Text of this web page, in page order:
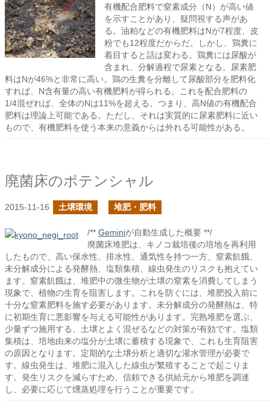
有機配合肥料で窒素成分（N）が高い値
を示すことがあり、疑問視する声があ
る。油粕などの有機肥料はNが7程度、皮
粉でも12程度だからだ。しかし、鶏糞に
着目すると話は変わる。鶏糞には尿酸が
含まれ、分解過程で尿素となる。尿素肥
料はNが46%と非常に高い。鶏の生糞を分離して尿酸部分を肥料化
すれば、N含有量の高い有機肥料が得られる。これを配合肥料の
1/4混ぜれば、全体のNは11%を超える。つまり、高N値の有機配合
肥料は理論上可能である。ただし、それは実質的に尿素肥料に近い
もので、有機肥料を使う本来の意義からは外れる可能性がある。
廃菌床のポテンシャル
2015-11-16 土壌環境 堆肥・肥料
/** Geminiが自動生成した概要 **/
廃菌床堆肥は、キノコ栽培後の培地を再利用
したもので、高い保水性、排水性、通気性を持つ一方、窒素飢餓、
未分解成分による発酵熱、塩類集積、線虫発生のリスクも抱えてい
ます。窒素飢餓は、堆肥中の微生物が土壌の窒素を消費してしまう
現象で、植物の生育を阻害します。これを防ぐには、堆肥投入前に
十分な窒素肥料を施す必要があります。未分解成分の発酵熱は、特
に初期生育に悪影響を与える可能性があります。完熟堆肥を選ぶ、
少量ずつ施用する、土壌とよく混ぜるなどの対策が有効です。塩類
集積は、培地由来の塩分が土壌に蓄積する現象で、これも生育阻害
の原因となります。定期的な土壌分析と適切な灌水管理が必要で
す。線虫発生は、堆肥に混入した線虫が繁殖することで起こりま
す。発生リスクを減らすため、信頼できる供給元から堆肥を調達
し、必要に応じて燻蒸処理を行うことが重要です。